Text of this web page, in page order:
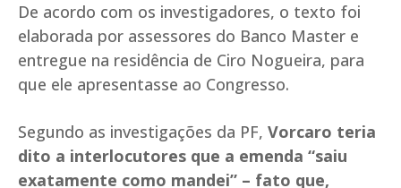
De acordo com os investigadores, o texto foi
elaborada por assessores do Banco Master e
entregue na residência de Ciro Nogueira, para
que ele apresentasse ao Congresso.
Segundo as investigações da PF, Vorcaro teria
dito a interlocutores que a emenda “saiu
exatamente como mandei” – fato que,